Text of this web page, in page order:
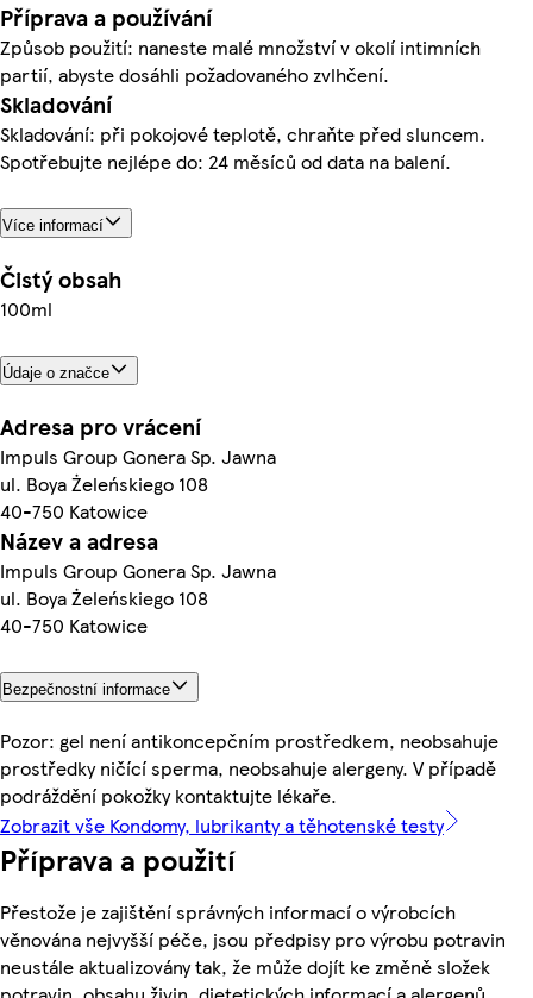
Příprava a používání
Způsob použití: naneste malé množství v okolí intimních
partií, abyste dosáhli požadovaného zvlhčení.
Skladování
Skladování: při pokojové teplotě, chraňte před sluncem.
Spotřebujte nejlépe do: 24 měsíců od data na balení.
Více informací
Čistý obsah
100ml
Údaje o značce
Adresa pro vrácení
Impuls Group Gonera Sp. Jawna
ul. Boya Żeleńskiego 108
40-750 Katowice
Název a adresa
Impuls Group Gonera Sp. Jawna
ul. Boya Żeleńskiego 108
40-750 Katowice
Bezpečnostní informace
Pozor: gel není antikoncepčním prostředkem, neobsahuje
prostředky ničící sperma, neobsahuje alergeny. V případě
podráždění pokožky kontaktujte lékaře.
Zobrazit vše Kondomy, lubrikanty a těhotenské testy
Příprava a použití
Přestože je zajištění správných informací o výrobcích
věnována nejvyšší péče, jsou předpisy pro výrobu potravin
neustále aktualizovány tak, že může dojít ke změně složek